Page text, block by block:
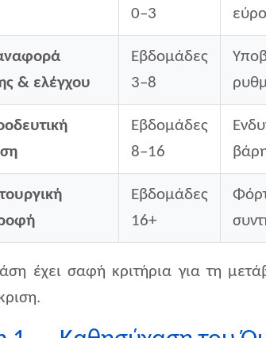
0–3
& ελέγχου
Εβδομάδες
3–8
Εβδομάδες
8–16
Εβδομάδες
16+
έχει σαφή κριτήρια για τη